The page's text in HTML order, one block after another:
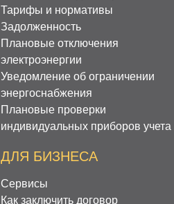
Тарифы и нормативы
Задолженность
Плановые отключения
электроэнергии
Уведомление об ограничении
энергоснабжения
Плановые проверки
индивидуальных приборов учета
ДЛЯ БИЗНЕСА
Сервисы
Как заключить договор